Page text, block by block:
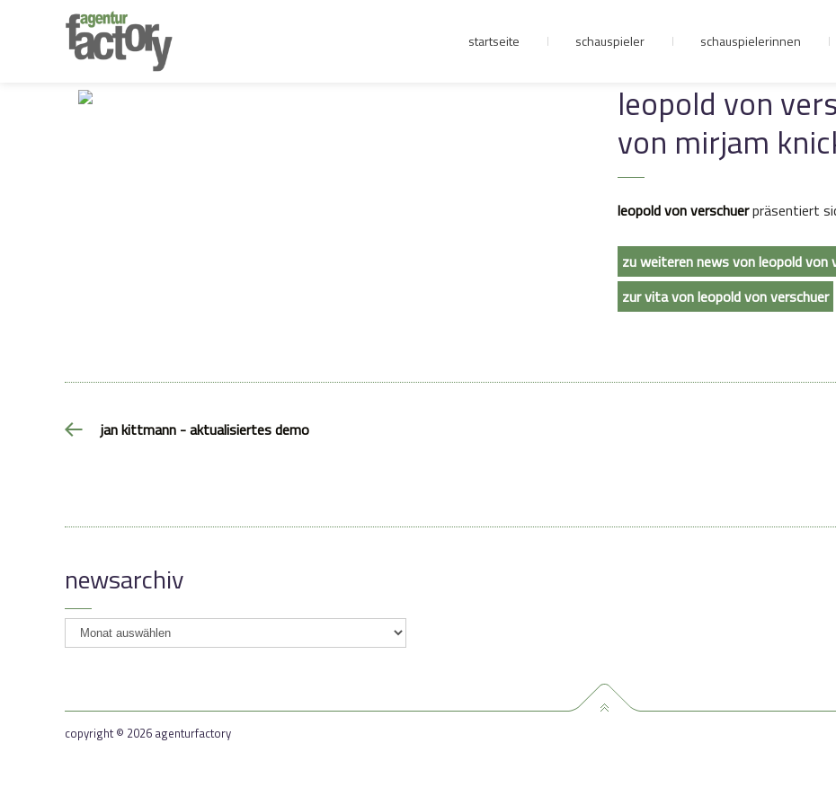
junge riege
kontakt
startseite schauspieler schauspielerinnen
leopold von
von mirjam
leopold von verschuerpräsentiert
zu weiteren news von leopold von
zur vita von leopold von verschuer
jan kittmann - aktualisiertes demo
newsarchiv
newsarchiv
copyright © 2026 agenturfactory